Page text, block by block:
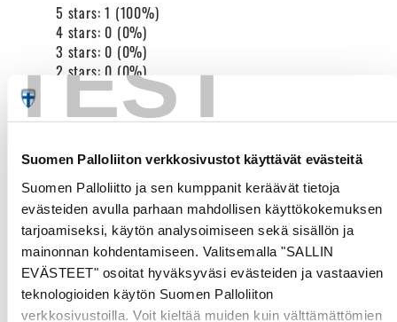
TEST
Suomen Palloliiton verkkosivustot käyttävät evästeitä
Suomen Palloliitto ja sen kumppanit keräävät tietoja
evästeiden avulla parhaan mahdollisen käyttökokemuksen
tarjoamiseksi, käytön analysoimiseen sekä sisällön ja
mainonnan kohdentamiseen. Valitsemalla "SALLIN
EVÄSTEET" osoitat hyväksyväsi evästeiden ja vastaavien
teknologioiden käytön Suomen Palloliiton
verkkosivustoilla. Voit kieltää muiden kuin välttämättömien
5 stars: 1 (100%)
4 stars: 0 (0%)
3 stars: 0 (0%)
2 stars: 0 (0%)
1 star: 0 (0%)
John F.
15/07/2025
Cool-X Hot Balsam Lämpövoide 75ml
Tuotteen laatu:
Huono